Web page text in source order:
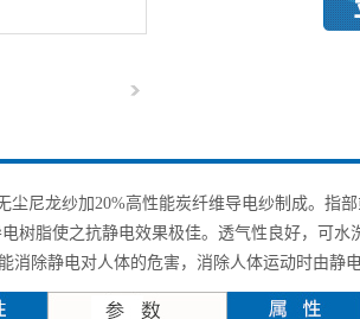
尘尼龙纱加20%高性能炭纤维导电纱制成。 指
树脂使之抗静电效果极佳。透气性良好，可水
消除静电对人体的危害，消除人体运动时由静电